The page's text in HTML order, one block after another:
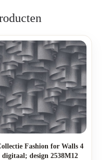
Fashion for Walls 4
digitaal; design 2538M12